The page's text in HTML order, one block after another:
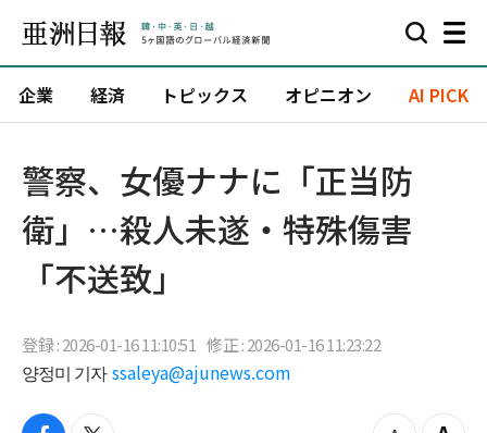
企業 経済 トピックス オピニオン AI PICK
警察、女優ナナに「正当防
衛」…殺人未遂・特殊傷害
「不送致」
登録 : 2026-01-16 11:10:51 修正 : 2026-01-16 11:23:22
양정미 기자 ssaleya@ajunews.com